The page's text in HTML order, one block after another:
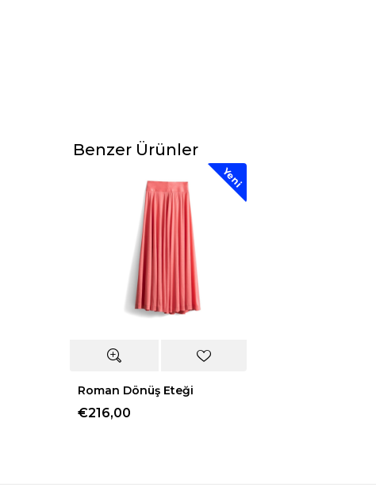
Benzer Ürünler
Yeni
Roman Dönüş Eteği
€216,00